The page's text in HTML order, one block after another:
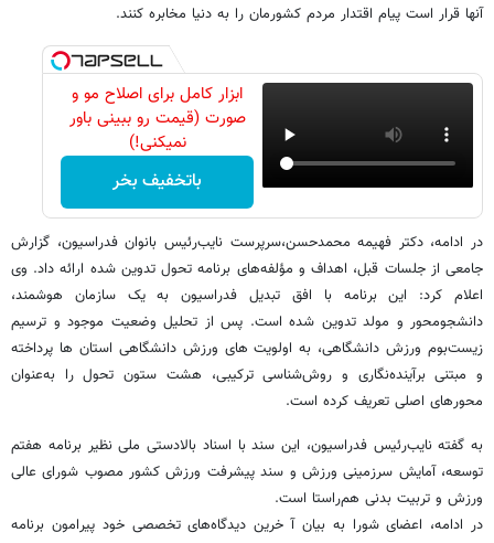
آنها قرار است پیام اقتدار مردم کشورمان را به دنیا مخابره کنند.
ابزار کامل برای اصلاح مو و
صورت (قیمت رو ببینی باور
نمیکنی!)
باتخفیف بخر
در ادامه، دکتر فهیمه محمدحسن،سرپرست نایب‌رئیس بانوان فدراسیون، گزارش
جامعی از جلسات قبل، اهداف و مؤلفه‌های برنامه تحول تدوین شده ارائه داد. وی
اعلام کرد: این برنامه با افق تبدیل فدراسیون به یک سازمان هوشمند،
دانشجومحور و مولد تدوین شده است. پس از تحلیل وضعیت موجود و ترسیم
زیست‌بوم ورزش دانشگاهی، به اولویت های ورزش دانشگاهی استان ها پرداخته
و مبتنی برآینده‌نگاری و روش‌شناسی ترکیبی، هشت ستون تحول را به‌عنوان
محورهای اصلی تعریف کرده است.
به گفته نایب‌رئیس فدراسیون، این سند با اسناد بالادستی ملی نظیر برنامه هفتم
توسعه، آمایش سرزمینی ورزش و سند پیشرفت ورزش کشور مصوب شورای عالی
ورزش و تربیت بدنی هم‌راستا است.
در ادامه، اعضای شورا به بیان آ خرین دیدگاه‌های تخصصی خود پیرامون برنامه